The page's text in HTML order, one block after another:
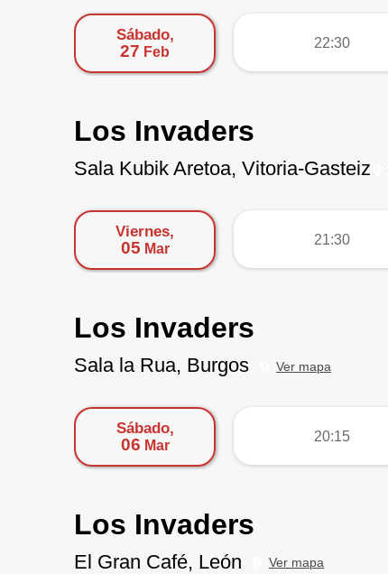
Sábado,
27 Feb
22:30
Los Invaders
Sala Kubik Aretoa, Vitoria-Gasteiz
Viernes,
05 Mar
21:30
Los Invaders
Sala la Rua, Burgos Ver mapa
Sábado,
06 Mar
20:15
Los Invaders
El Gran Café, León Ver mapa